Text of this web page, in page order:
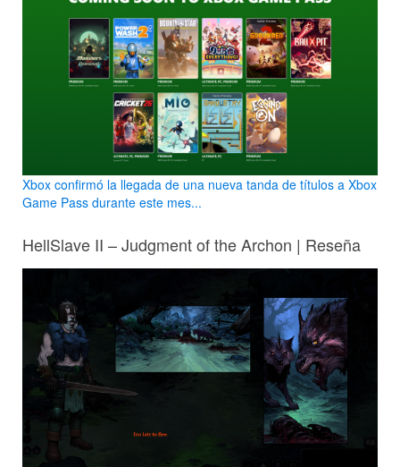
Xbox confirmó la llegada de una nueva tanda de títulos a Xbox
Game Pass durante este mes...
HellSlave II – Judgment of the Archon | Reseña